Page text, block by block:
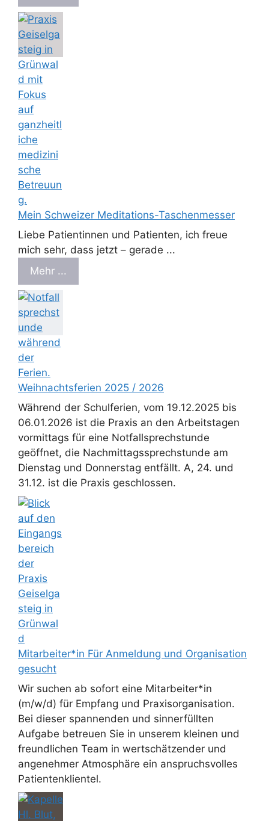
Mein Schweizer Meditations-Taschenmesser
Liebe Patientinnen und Patienten, ich freue
mich sehr, dass jetzt – gerade ...
Mehr ...
Weihnachtsferien 2025 / 2026
Während der Schulferien, vom 19.12.2025 bis
06.01.2026 ist die Praxis an den Arbeitstagen
vormittags für eine Notfallsprechstunde
geöffnet, die Nachmittagssprechstunde am
Dienstag und Donnerstag entfällt. A, 24. und
31.12. ist die Praxis geschlossen.
Mitarbeiter*in Für Anmeldung und Organisation
gesucht
Wir suchen ab sofort eine Mitarbeiter*in
(m/w/d) für Empfang und Praxisorganisation.
Bei dieser spannenden und sinnerfüllten
Aufgabe betreuen Sie in unserem kleinen und
freundlichen Team in wertschätzender und
angenehmer Atmosphäre ein anspruchsvolles
Patientenklientel.